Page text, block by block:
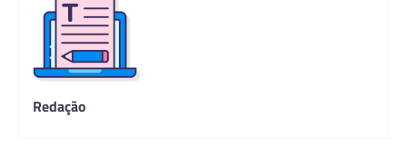
Redação